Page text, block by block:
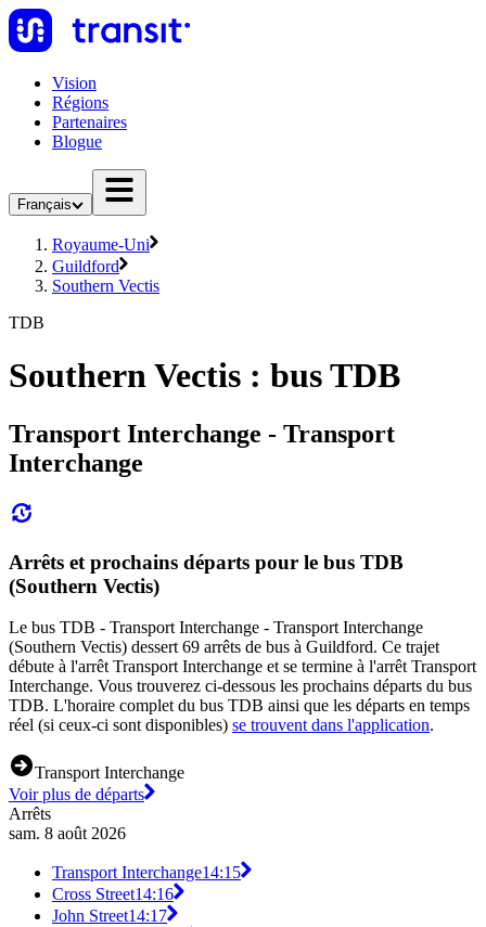
Vision
Régions
Partenaires
Blogue
Français
Royaume-Uni
Guildford
Southern Vectis
TDB
Southern Vectis : bus TDB
Transport Interchange - Transport
Interchange
Arrêts et prochains départs pour le bus TDB
(Southern Vectis)
Le bus TDB - Transport Interchange - Transport Interchange
(Southern Vectis) dessert 69 arrêts de bus à Guildford. Ce trajet
débute à l'arrêt Transport Interchange et se termine à l'arrêt Transport
Interchange. Vous trouverez ci-dessous les prochains départs du bus
TDB. L'horaire complet du bus TDB ainsi que les départs en temps
réel (si ceux-ci sont disponibles) se trouvent dans l'application.
Transport Interchange
Voir plus de départs
Arrêts
sam. 8 août 2026
Transport Interchange14:15
Cross Street14:16
John Street14:17